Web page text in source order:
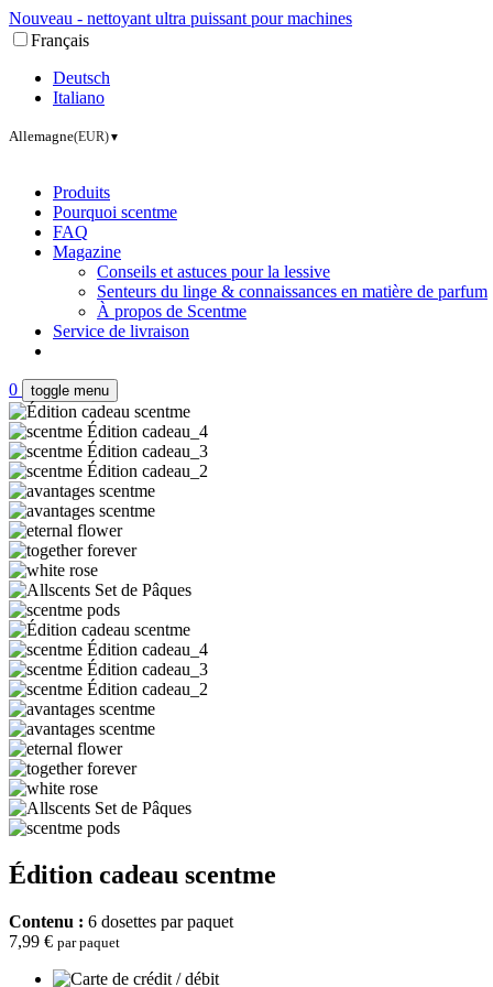
Nouveau - nettoyant ultra puissant pour machines
Français
Deutsch
Italiano
Allemagne(EUR)▼
Produits
Pourquoi scentme
FAQ
Magazine
Conseils et astuces pour la lessive
Senteurs du linge & connaissances en matière de parfum
À propos de Scentme
Service de livraison
0 toggle menu
Édition cadeau scentme
Contenu : 6 dosettes par paquet
7,99 € par paquet